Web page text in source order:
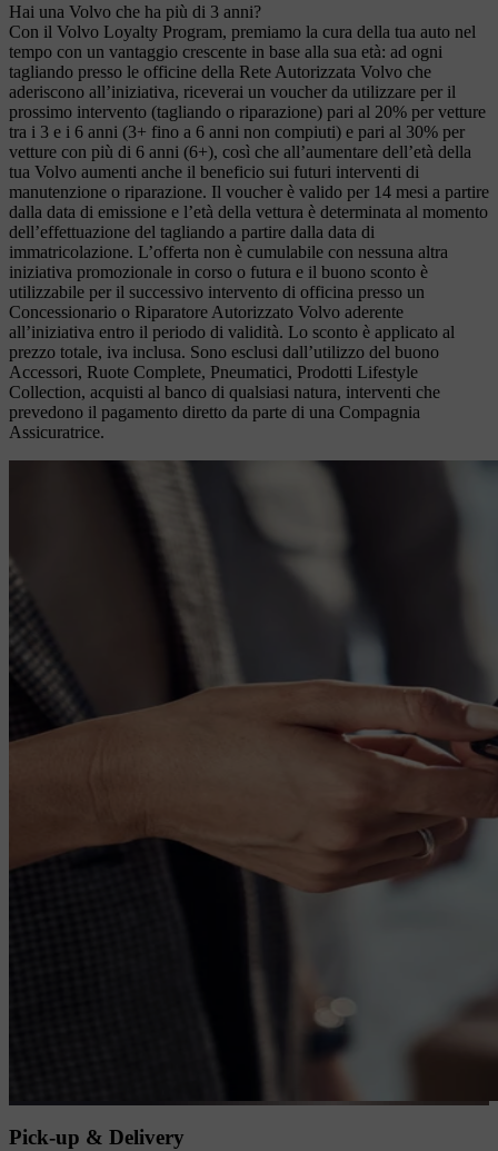
Hai una Volvo che ha più di 3 anni?
Con il Volvo Loyalty Program, premiamo la cura della tua auto nel
tempo con un vantaggio crescente in base alla sua età: ad ogni
tagliando presso le officine della Rete Autorizzata Volvo che
aderiscono all’iniziativa, riceverai un voucher da utilizzare per il
prossimo intervento (tagliando o riparazione) pari al 20% per vetture
tra i 3 e i 6 anni (3+ fino a 6 anni non compiuti) e pari al 30% per
vetture con più di 6 anni (6+), così che all’aumentare dell’età della
tua Volvo aumenti anche il beneficio sui futuri interventi di
manutenzione o riparazione. Il voucher è valido per 14 mesi a partire
dalla data di emissione e l’età della vettura è determinata al momento
dell’effettuazione del tagliando a partire dalla data di
immatricolazione. L’offerta non è cumulabile con nessuna altra
iniziativa promozionale in corso o futura e il buono sconto è
utilizzabile per il successivo intervento di officina presso un
Concessionario o Riparatore Autorizzato Volvo aderente
all’iniziativa entro il periodo di validità. Lo sconto è applicato al
prezzo totale, iva inclusa. Sono esclusi dall’utilizzo del buono
Accessori, Ruote Complete, Pneumatici, Prodotti Lifestyle
Collection, acquisti al banco di qualsiasi natura, interventi che
prevedono il pagamento diretto da parte di una Compagnia
Assicuratrice.
Pick-up & Delivery